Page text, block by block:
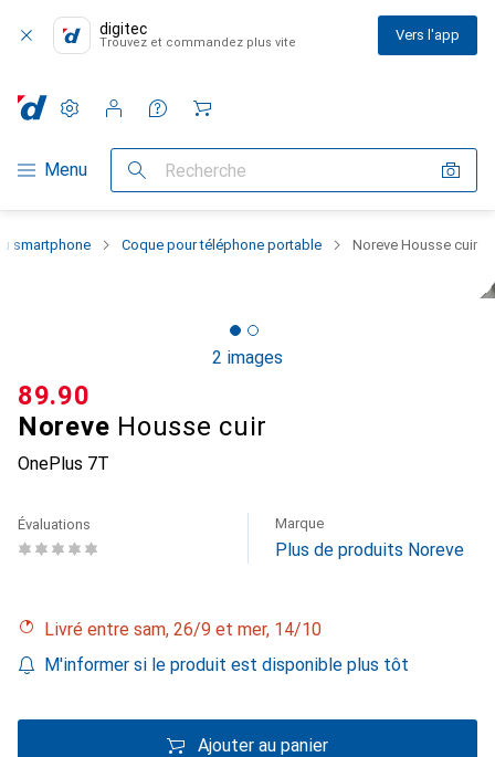
digitec
Trouvez et commandez plus vite Vers l'app
Navigation par catégorie
Menu Recherche
Paramètres
Compte client
Listes de comparaison
Listes d'envies
Panier
smartphone Coque pour téléphone portable Noreve Housse cuir
2 images
Noreve Housse cuir
OnePlus 7T
CHF
89.90
Évaluations Marque
Plus de produits Noreve
Livré entre sam, 26/9 et mer, 14/10
M'informer si le produit est disponible plus tôt
Ajouter au panier